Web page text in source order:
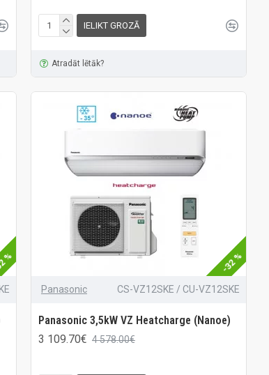
IELIKT GROZĀ
Atradāt lētāk?
% -32 %
Panasonic CS-VZ12SKE / CU-VZ12SKE
Panasonic 3,5kW VZ Heatcharge (Nanoe)
3 109.70€ 4 578.00€